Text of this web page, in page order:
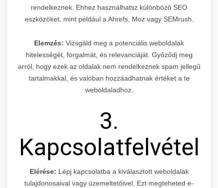
rendelkeznek. Ehhez használhatsz különböző SEO
eszközöket, mint például a Ahrefs, Moz vagy SEMrush.
Elemzés: Vizsgáld meg a potenciális weboldalak
hitelességét, forgalmát, és relevanciáját. Győződj meg
arról, hogy ezek az oldalak nem rendelkeznek spam jellegű
tartalmakkal, és valóban hozzáadhatnak értéket a te
weboldaladhoz.
3.
Kapcsolatfelvétel
Elérése: Lépj kapcsolatba a kiválasztott weboldalak
tulajdonosaival vagy üzemeltetőivel. Ezt megteheted e-